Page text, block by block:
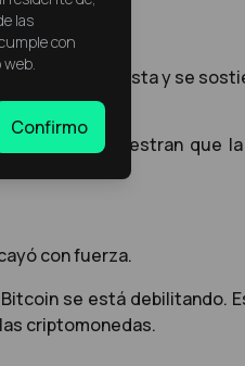
alcista y se
plazo muestran que
con fuerza.
se está debilitando.
criptomonedas.
las
con
Confirmo